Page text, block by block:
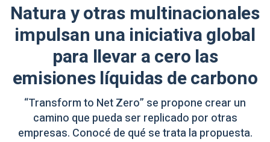
Natura y otras multinacionales
impulsan una iniciativa global
para llevar a cero las
emisiones líquidas de carbono
“Transform to Net Zero” se propone crear un
camino que pueda ser replicado por otras
empresas. Conocé de qué se trata la propuesta.